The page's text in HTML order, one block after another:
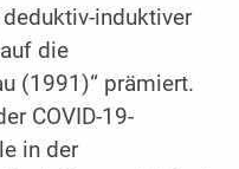
induktiver
die
(1991)“ prämiert.
COVID-19-
in der